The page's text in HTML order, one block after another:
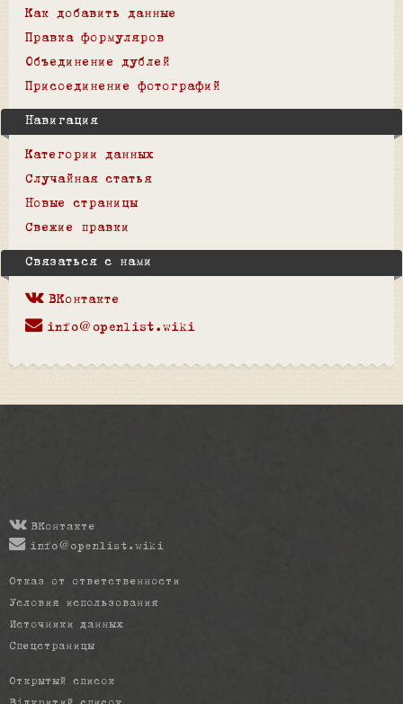
Как добавить данные
Правка формуляров
Объединение дублей
Присоединение фотографий
Навигация
Категории данных
Случайная статья
Новые страницы
Свежие правки
Связаться с нами
ВКонтакте
info@openlist.wiki
ВКонтакте
info@openlist.wiki
Отказ от ответственности
Условия использования
Источники данных
Спецстраницы
Открытый список